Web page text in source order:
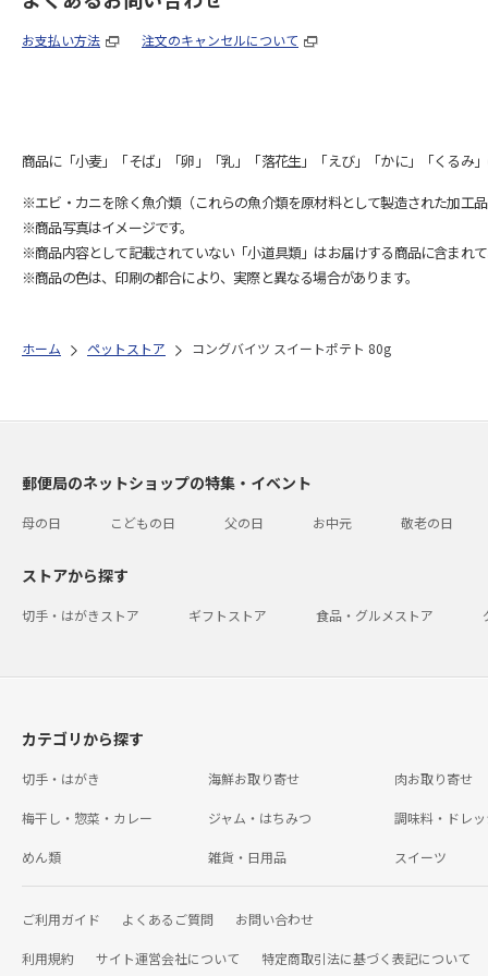
お支払い方法 注文のキャンセルについて
商品に「小麦」「そば」「卵」「乳」「落花生」「えび」「かに」「くるみ
※エビ・カニを除く魚介類（これらの魚介類を原材料として製造された加工
※商品写真はイメージです。
※商品内容として記載されていない「小道具類」はお届けする商品に含まれて
※商品の色は、印刷の都合により、実際と異なる場合があります。
ホーム ペットストア コングバイツ スイートポテト 80g
郵便局のネットショップの特集・イベント
母の日 こどもの日 父の日 お中元 敬老の日
ストアから探す
切手・はがきストア ギフトストア 食品・グルメストア
カテゴリから探す
切手・はがき 海鮮お取り寄せ 肉お取り寄せ
梅干し・惣菜・カレー ジャム・はちみつ 調味料・ドレ
めん類 雑貨・日用品 スイーツ
ご利用ガイド よくあるご質問 お問い合わせ
利用規約 サイト運営会社について 特定商取引法に基づく表記について